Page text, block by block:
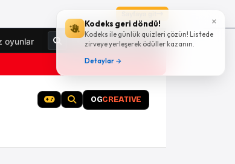
×
Kodeks geri döndü!
Kodeks ile günlük quizleri çözün! Listede
zirveye yerleşerek ödüller kazanın.
Detaylar →
oyunlar Giriş Yap
OGCREATIVE